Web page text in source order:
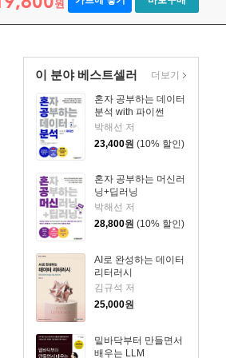
원
이 분야 베스트셀러
혼자 공부하는 데이터
분석 with 파이썬
박해선 저
23,400원 (10% 할인)
혼자 공부하는 머신러
닝+딥러닝
박해선 저
28,800원 (10% 할인)
AI로 완성하는 데이터
리터러시
김규석 저
25,000원
밑바닥부터 만들면서
배우는 LLM
더보기